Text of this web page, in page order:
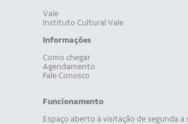
Vale
Instituto Cultural Vale
Informações
Como chegar
Agendamento
Fale Conosco
Funcionamento
Espaço aberto à visitação de segunda a